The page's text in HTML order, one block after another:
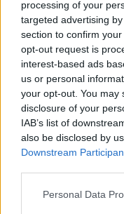
processing of your
targeted advertising
section to confirm
opt-out request is
interest-based ads
us or personal
your opt-out. You may
disclosure of your
IAB’s list of
also be disclosed by
Downstream
Personal Data
2014
Halo: Alkonyzóna